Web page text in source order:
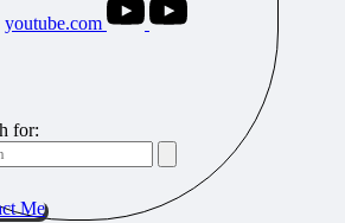
youtube.com
for:
Me